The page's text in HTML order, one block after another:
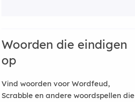
Woorden die eindigen
op
Vind woorden voor Wordfeud,
Scrabble en andere woordspellen die